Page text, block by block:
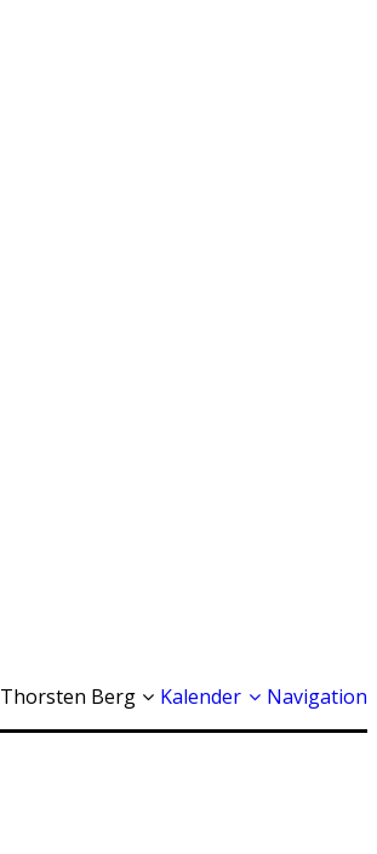
Thorsten Berg Kalender Navigation